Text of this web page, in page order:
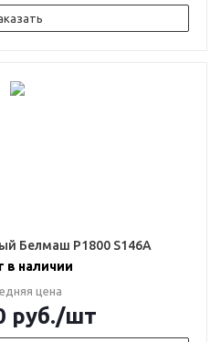
Белмаш Р1800 S146A
в наличии
цена
руб./шт